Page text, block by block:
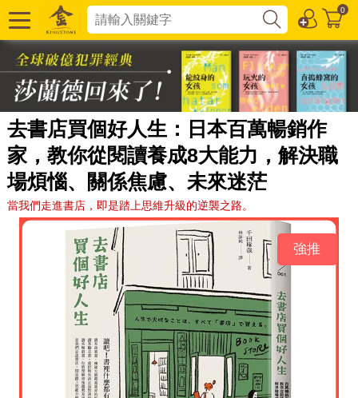
0
去書店買個好人生：日本百萬暢銷作
家，教你從閱讀養成8大能力，解決職
場煩惱、關係焦慮、未來迷茫
當我們走進書店，即是踏上思維升級的逆襲之路。
強推